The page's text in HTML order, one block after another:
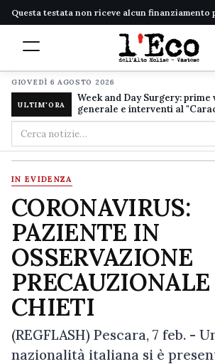
Questa testata non riceve alcun finanziamento
GIOVEDÌ 6 AGOSTO 2026
ULTIM'ORA
Week and Day Surgery:
generale e interventi al
Cerca
nel
sito
IN EVIDENZA
CORONAVIRUS:
PAZIENTE IN
OSSERVAZIONE
CHIETI
(REGFLASH) Pescara, 7 feb. -
nazionalità italiana si è